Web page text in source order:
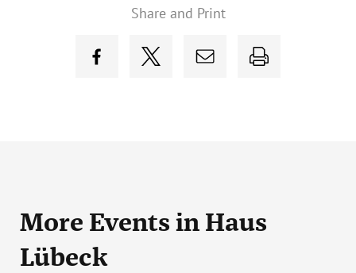
Share and Print
More Events in Haus
Lübeck